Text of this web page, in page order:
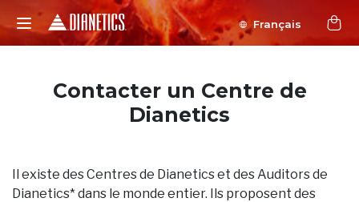
Français
Contacter un Centre de
Dianetics
Il existe des Centres de Dianetics et des Auditors de
Dianetics* dans le monde entier. Ils proposent des